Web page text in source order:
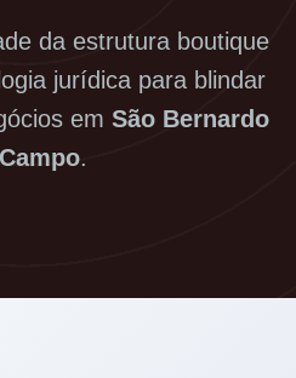
da estrutura boutique
jurídica para blindar
em São Bernardo
.